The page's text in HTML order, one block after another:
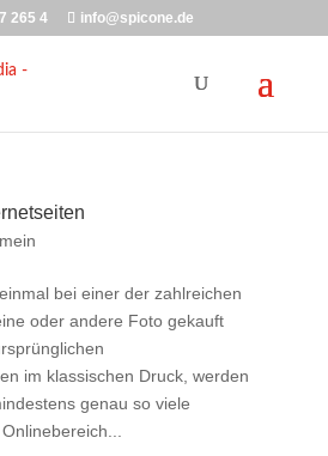
265 4 info@spicone.de
bei einer der zahlreichen
oder andere Foto gekauft
im klassischen Druck, werden
genau so viele